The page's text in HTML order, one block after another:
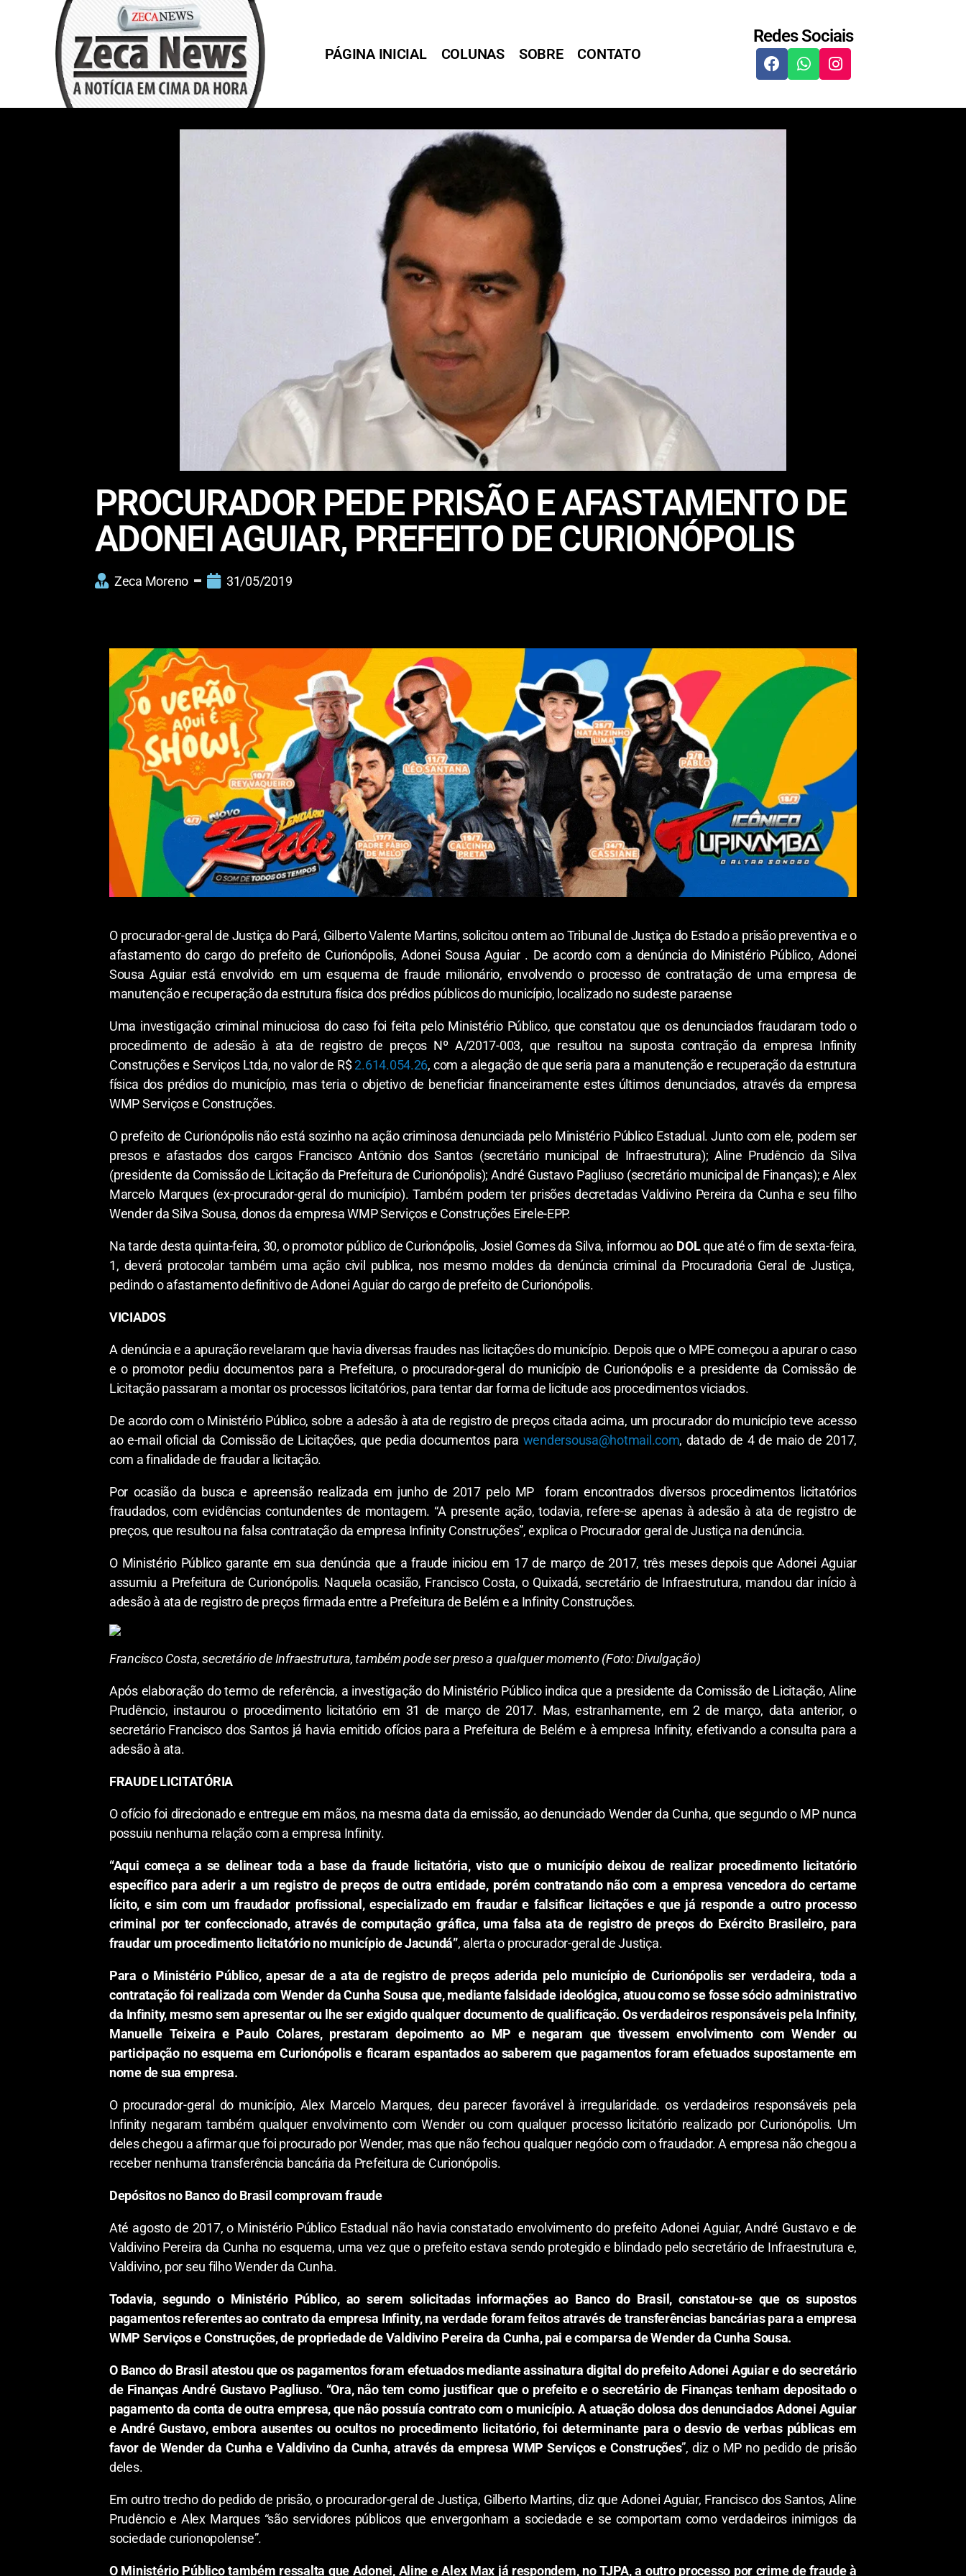
PÁGINA INICIAL COLUNAS SOBRE CONTATO
Redes Sociais
PROCURADOR PEDE PRISÃO E AFASTAMENTO DE
ADONEI AGUIAR, PREFEITO DE CURIONÓPOLIS
Zeca Moreno 31/05/2019
O procurador-geral de Justiça do Pará, Gilberto Valente Martins, solicitou ontem ao Tribunal de Justiça do Estado a prisão preventiva e o
afastamento do cargo do prefeito de Curionópolis, Adonei Sousa Aguiar . De acordo com a denúncia do Ministério Público, Adonei
Sousa Aguiar está envolvido em um esquema de fraude milionário, envolvendo o processo de contratação de uma empresa de
manutenção e recuperação da estrutura física dos prédios públicos do município, localizado no sudeste paraense
Uma investigação criminal minuciosa do caso foi feita pelo Ministério Público, que constatou que os denunciados fraudaram todo o
procedimento de adesão à ata de registro de preços Nº A/2017-003, que resultou na suposta contração da empresa Infinity
Construções e Serviços Ltda, no valor de R$2.614.054.26, com a alegação de que seria para a manutenção e recuperação da estrutura
física dos prédios do município, mas teria o objetivo de beneficiar financeiramente estes últimos denunciados, através da empresa
WMP Serviços e Construções.
O prefeito de Curionópolis não está sozinho na ação criminosa denunciada pelo Ministério Público Estadual. Junto com ele, podem ser
presos e afastados dos cargos Francisco Antônio dos Santos (secretário municipal de Infraestrutura); Aline Prudêncio da Silva
(presidente da Comissão de Licitação da Prefeitura de Curionópolis); André Gustavo Pagliuso (secretário municipal de Finanças); e Alex
Marcelo Marques (ex-procurador-geral do município). Também podem ter prisões decretadas Valdivino Pereira da Cunha e seu filho
Wender da Silva Sousa, donos da empresa WMP Serviços e Construções Eirele-EPP.
Na tarde desta quinta-feira, 30, o promotor público de Curionópolis, Josiel Gomes da Silva, informou ao DOLque até o fim de sexta-feira,
1, deverá protocolar também uma ação civil publica, nos mesmo moldes da denúncia criminal da Procuradoria Geral de Justiça,
pedindo o afastamento definitivo de Adonei Aguiar do cargo de prefeito de Curionópolis.
VICIADOS
A denúncia e a apuração revelaram que havia diversas fraudes nas licitações do município. Depois que o MPE começou a apurar o caso
e o promotor pediu documentos para a Prefeitura, o procurador-geral do município de Curionópolis e a presidente da Comissão de
Licitação passaram a montar os processos licitatórios, para tentar dar forma de licitude aos procedimentos viciados.
De acordo com o Ministério Público, sobre a adesão à ata de registro de preços citada acima, um procurador do município teve acesso
ao e-mail oficial da Comissão de Licitações, que pedia documentos para wendersousa@hotmail.com, datado de 4 de maio de 2017,
com a finalidade de fraudar a licitação.
Por ocasião da busca e apreensão realizada em junho de 2017 pelo MP foram encontrados diversos procedimentos licitatórios
fraudados, com evidências contundentes de montagem. “A presente ação, todavia, refere-se apenas à adesão à ata de registro de
preços, que resultou na falsa contratação da empresa Infinity Construções”, explica o Procurador geral de Justiça na denúncia.
O Ministério Público garante em sua denúncia que a fraude iniciou em 17 de março de 2017, três meses depois que Adonei Aguiar
assumiu a Prefeitura de Curionópolis. Naquela ocasião, Francisco Costa, o Quixadá, secretário de Infraestrutura, mandou dar início à
adesão à ata de registro de preços firmada entre a Prefeitura de Belém e a Infinity Construções.
Francisco Costa, secretário de Infraestrutura, também pode ser preso a qualquer momento (Foto: Divulgação)
Após elaboração do termo de referência, a investigação do Ministério Público indica que a presidente da Comissão de Licitação, Aline
Prudêncio, instaurou o procedimento licitatório em 31 de março de 2017. Mas, estranhamente, em 2 de março, data anterior, o
secretário Francisco dos Santos já havia emitido ofícios para a Prefeitura de Belém e à empresa Infinity, efetivando a consulta para a
adesão à ata.
FRAUDE LICITATÓRIA
O ofício foi direcionado e entregue em mãos, na mesma data da emissão, ao denunciado Wender da Cunha, que segundo o MP nunca
possuiu nenhuma relação com a empresa Infinity.
“Aqui começa a se delinear toda a base da fraude licitatória, visto que o município deixou de realizar procedimento licitatório
específico para aderir a um registro de preços de outra entidade, porém contratando não com a empresa vencedora do certame
lícito, e sim com um fraudador profissional, especializado em fraudar e falsificar licitações e que já responde a outro processo
criminal por ter confeccionado, através de computação gráfica, uma falsa ata de registro de preços do Exército Brasileiro, para
fraudar um procedimento licitatório no município de Jacundá”, alerta o procurador-geral de Justiça.
Para o Ministério Público, apesar de a ata de registro de preços aderida pelo município de Curionópolis ser verdadeira, toda a
contratação foi realizada com Wender da Cunha Sousa que, mediante falsidade ideológica, atuou como se fosse sócio administrativo
da Infinity, mesmo sem apresentar ou lhe ser exigido qualquer documento de qualificação. Os verdadeiros responsáveis pela Infinity,
Manuelle Teixeira e Paulo Colares, prestaram depoimento ao MP e negaram que tivessem envolvimento com Wender ou
participação no esquema em Curionópolis e ficaram espantados ao saberem que pagamentos foram efetuados supostamente em
nome de sua empresa.
O procurador-geral do município, Alex Marcelo Marques, deu parecer favorável à irregularidade. os verdadeiros responsáveis pela
Infinity negaram também qualquer envolvimento com Wender ou com qualquer processo licitatório realizado por Curionópolis. Um
deles chegou a afirmar que foi procurado por Wender, mas que não fechou qualquer negócio com o fraudador. A empresa não chegou a
receber nenhuma transferência bancária da Prefeitura de Curionópolis.
Depósitos no Banco do Brasil comprovam fraude
Até agosto de 2017, o Ministério Público Estadual não havia constatado envolvimento do prefeito Adonei Aguiar, André Gustavo e de
Valdivino Pereira da Cunha no esquema, uma vez que o prefeito estava sendo protegido e blindado pelo secretário de Infraestrutura e,
Valdivino, por seu filho Wender da Cunha.
Todavia, segundo o Ministério Público, ao serem solicitadas informações ao Banco do Brasil, constatou-se que os supostos
pagamentos referentes ao contrato da empresa Infinity, na verdade foram feitos através de transferências bancárias para a empresa
WMP Serviços e Construções, de propriedade de Valdivino Pereira da Cunha, pai e comparsa de Wender da Cunha Sousa.
O Banco do Brasil atestou que os pagamentos foram efetuados mediante assinatura digital do prefeito Adonei Aguiar e do secretário
de Finanças André Gustavo Pagliuso. “Ora, não tem como justificar que o prefeito e o secretário de Finanças tenham depositado o
pagamento da conta de outra empresa, que não possuía contrato com o município. A atuação dolosa dos denunciados Adonei Aguiar
e André Gustavo, embora ausentes ou ocultos no procedimento licitatório, foi determinante para o desvio de verbas públicas em
favor de Wender da Cunha e Valdivino da Cunha, através da empresa WMP Serviços e Construções”, diz o MP no pedido de prisão
deles.
Em outro trecho do pedido de prisão, o procurador-geral de Justiça, Gilberto Martins, diz que Adonei Aguiar, Francisco dos Santos, Aline
Prudêncio e Alex Marques “são servidores públicos que envergonham a sociedade e se comportam como verdadeiros inimigos da
sociedade curionopolense”.
O Ministério Público também ressalta que Adonei, Aline e Alex Max já respondem, no TJPA, a outro processo por crime de fraude à